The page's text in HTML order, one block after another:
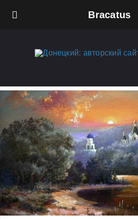
Bracatus